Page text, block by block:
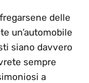
delle
un’automobile
siano davvero
sempre
a